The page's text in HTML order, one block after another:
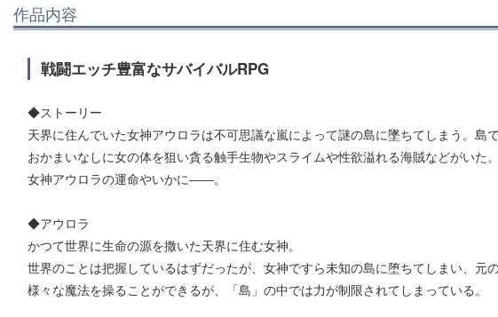
作品内容
戦闘エッチ豊富なサバイバルRPG
◆ストーリー
天界に住んでいた女神アウロラは不可思議な嵐によって謎の島に墜ちてしまう。
おかまいなしに女の体を狙い貪る触手生物やスライムや性欲溢れる海賊などがいた。
女神アウロラの運命やいかに――。
◆アウロラ
かつて世界に生命の源を撒いた天界に住む女神。
世界のことは把握しているはずだったが、女神ですら未知の島に堕ちてしまい、元
様々な魔法を操ることができるが、「島」の中では力が制限されてしまっている。